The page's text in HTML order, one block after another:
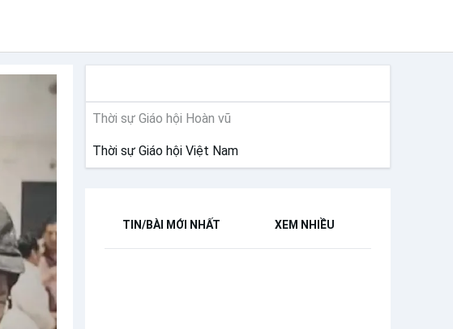
Thời sự Giáo hội Hoàn vũ
Thời sự Giáo hội Việt Nam
TIN/BÀI MỚI NHẤT XEM NHIỀU